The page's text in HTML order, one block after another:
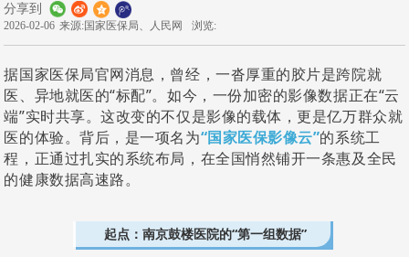
分享到
2026-02-06 来源:国家医保局、人民网 浏览:
据国家医保局官网消息，曾经，一沓厚重的胶片是跨院就
医、异地就医的“标配”。如今，一份加密的影像数据正在“云
端”实时共享。这改变的不仅是影像的载体，更是亿万群众就
医的体验。背后，是一项名为“国家医保影像云”的系统工
程，正通过扎实的系统布局，在全国悄然铺开一条惠及全民
的健康数据高速路。
起点：南京鼓楼医院的“第一组数据”